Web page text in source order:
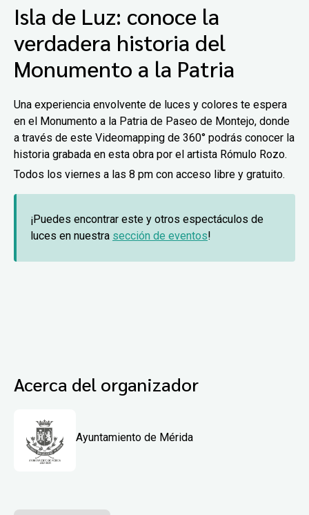
Isla de Luz: conoce la
verdadera historia del
Monumento a la Patria
Una experiencia envolvente de luces y colores te espera
en el Monumento a la Patria de Paseo de Montejo, donde
a través de este Videomapping de 360° podrás conocer la
historia grabada en esta obra por el artista Rómulo Rozo.
Todos los viernes a las 8 pm con acceso libre y gratuito.
¡Puedes encontrar este y otros espectáculos de
luces en nuestra sección de eventos!
Acerca del organizador
Ayuntamiento de Mérida